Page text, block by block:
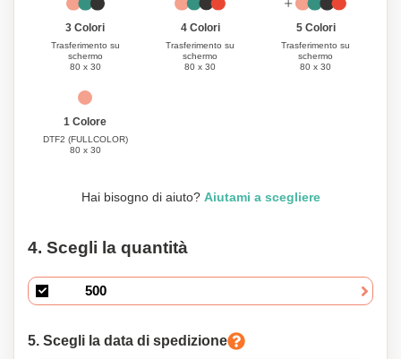
3 Colori
Trasferimento su
schermo
80 x 30
4 Colori
Trasferimento su
schermo
80 x 30
5 Colori
Trasferimento su
schermo
80 x 30
1 Colore
DTF2 (FULLCOLOR)
80 x 30
Hai bisogno di aiuto? Aiutami a scegliere
4. Scegli la quantità
5. Scegli la data di spedizione